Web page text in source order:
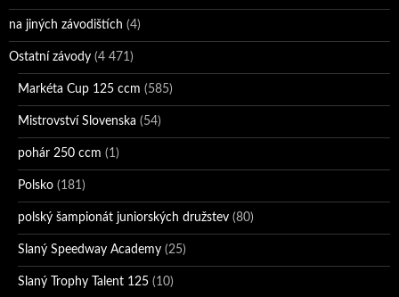
na jiných závodištích (4)
Ostatní závody (4 471)
Markéta Cup 125 ccm (585)
Mistrovství Slovenska (54)
pohár 250 ccm (1)
Polsko (181)
polský šampionát juniorských družstev (80)
Slaný Speedway Academy (25)
Slaný Trophy Talent 125 (10)